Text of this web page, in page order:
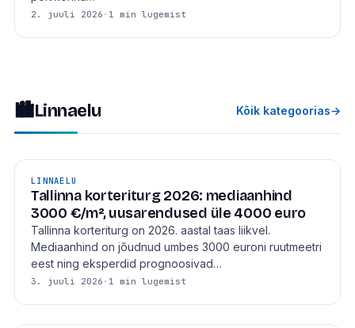
2. juuli 2026 · 1 min lugemist
🏙Linnaelu Kõik kategoorias→
LINNAELU
Tallinna korteriturg 2026: mediaanhind
3000 €/m², uusarendused üle 4000 euro
Tallinna korteriturg on 2026. aastal taas liikvel.
Mediaanhind on jõudnud umbes 3000 euroni ruutmeetri
eest ning eksperdid prognoosivad…
3. juuli 2026 · 1 min lugemist